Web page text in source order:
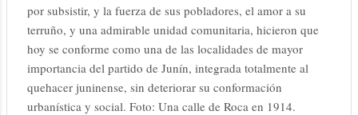
por subsistir, y la fuerza de sus pobladores, el amor a su
terruño, y una admirable unidad comunitaria, hicieron que
hoy se conforme como una de las localidades de mayor
importancia del partido de Junín, integrada totalmente al
quehacer juninense, sin deteriorar su conformación
urbanística y social. Foto: Una calle de Roca en 1914.